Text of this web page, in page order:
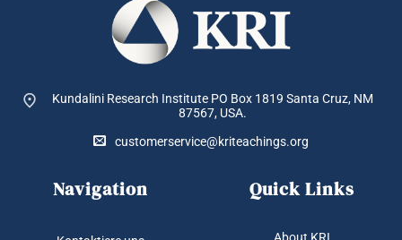
Kundalini Research Institute PO Box 1819 Santa Cruz, NM
87567, USA.
customerservice@kriteachings.org
Navigation Quick Links